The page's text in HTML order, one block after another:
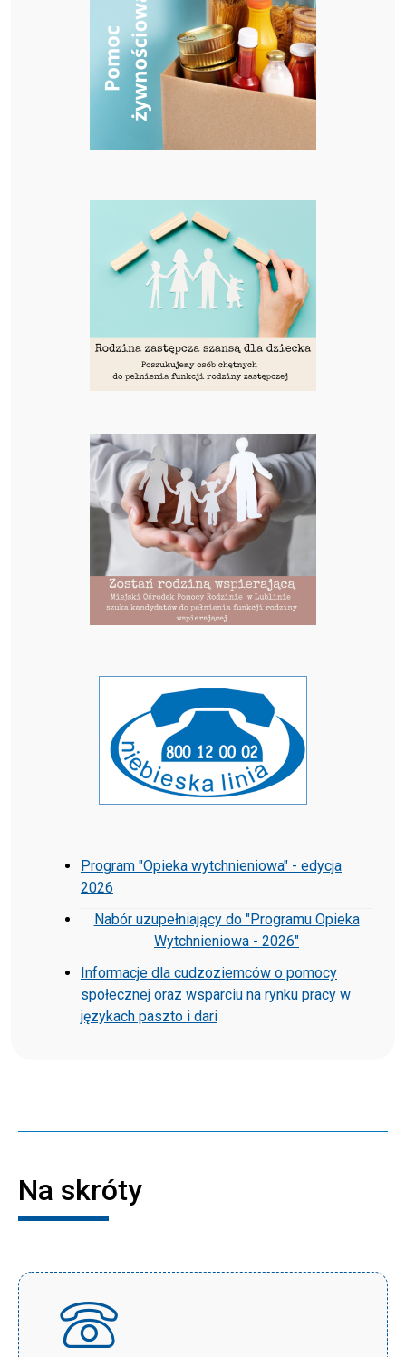
Program "Opieka wytchnieniowa" - edycja
2026
Nabór uzupełniający do "Programu Opieka
Wytchnieniowa - 2026"
Informacje dla cudzoziemców o pomocy
społecznej oraz wsparciu na rynku pracy w
językach paszto i dari
Na skróty